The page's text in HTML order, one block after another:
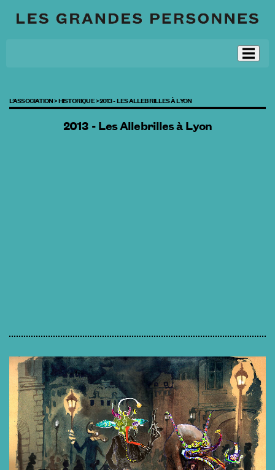
L’ASSOCIATION >HISTORIQUE >2013 - LES ALLEBRILLES À LYON
2013 - Les Allebrilles à Lyon